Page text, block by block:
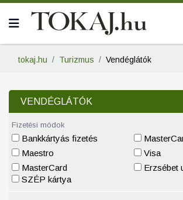
tokaj.hu Turizmus Vendéglátók
VENDÉGLÁTÓK
Fizetési módok
Bankkártyás fizetés
Maestro
MasterCard
Visa
Erzsébet
SZÉP kártya